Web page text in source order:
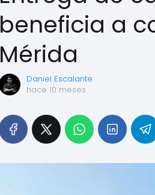
beneficia a
Mérida
Daniel Escalante
hace 10 meses